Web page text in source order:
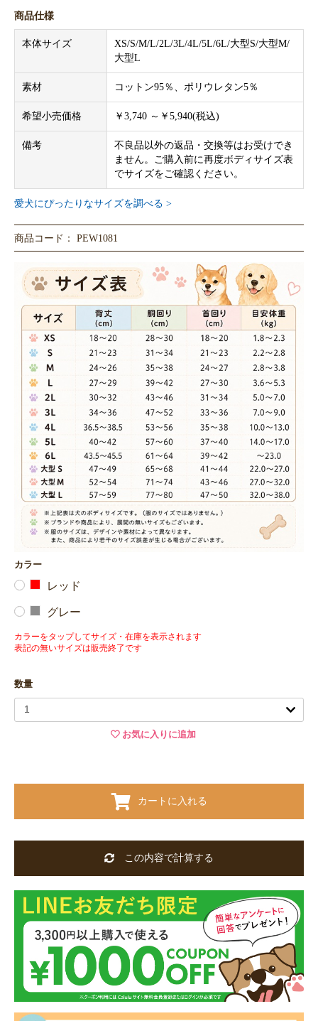
商品仕様
本体サイズ
XS/S/M/L/2L/3L/4L/5L/6L/大型S/大型M/
大型L
素材 コットン95％、ポリウレタン5％
希望小売価格 ￥3,740 ～￥5,940(税込)
備考
不良品以外の返品・交換等はお受けでき
ません。ご購入前に再度ボディサイズ表
でサイズをご確認ください。
愛犬にぴったりなサイズを調べる >
商品コード： PEW1081
カラー
レッド
グレー
カラーをタップしてサイズ・在庫を表示されます
表記の無いサイズは販売終了です
数量
お気に入りに追加
カートに入れる
この内容で計算する